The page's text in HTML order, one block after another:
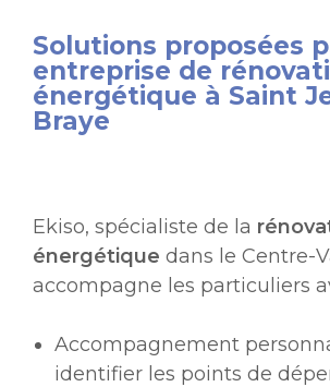
Solutions proposées
entreprise de
énergétique à Saint
Braye
Ekiso, spécialiste de la
énergétique dans le Centre-
accompagne les particuliers
Accompagnement
identifier les points de